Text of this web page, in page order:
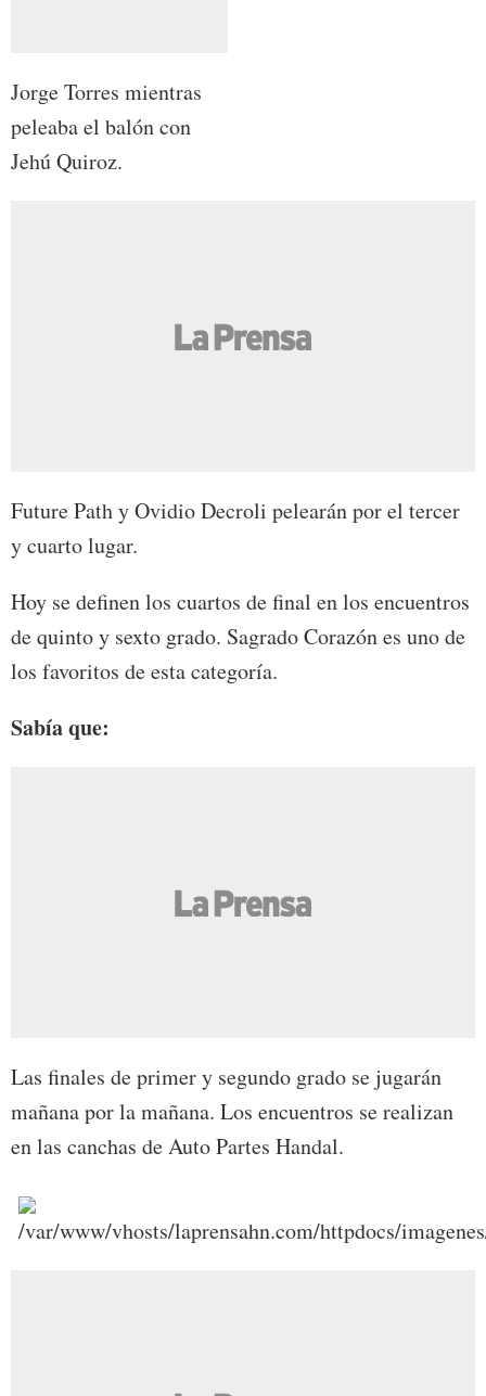
Jorge Torres mientras
peleaba el balón con
Jehú Quiroz.
Future Path y Ovidio Decroli pelearán por el tercer
y cuarto lugar.
Hoy se definen los cuartos de final en los encuentros
de quinto y sexto grado. Sagrado Corazón es uno de
los favoritos de esta categoría.
Sabía que:
Las finales de primer y segundo grado se jugarán
mañana por la mañana. Los encuentros se realizan
en las canchas de Auto Partes Handal.